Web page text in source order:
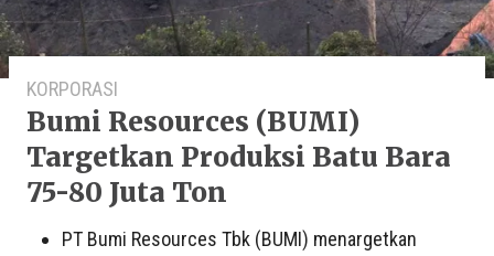
KORPORASI
Bumi Resources (BUMI)
Targetkan Produksi Batu Bara
75-80 Juta Ton
PT Bumi Resources Tbk (BUMI) menargetkan